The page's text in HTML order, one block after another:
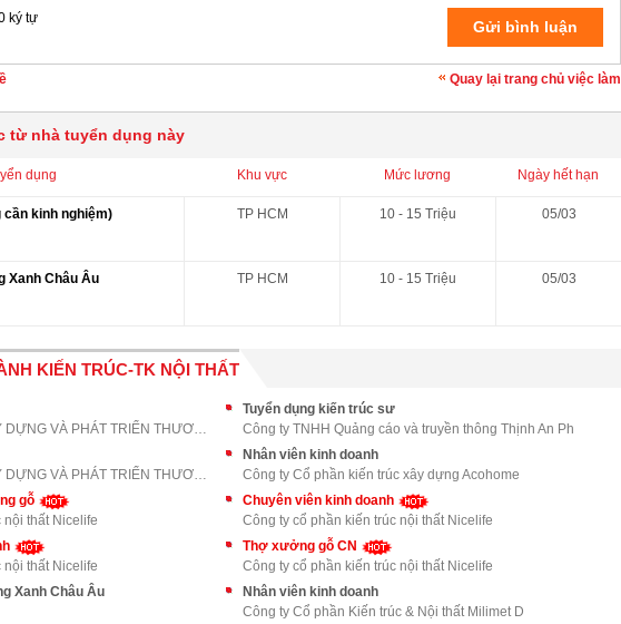
ký tự
Quay lại trang chủ việc làm
từ nhà tuyển dụng này
dụng Khu vực Mức lương Ngày hết hạn
cần kinh nghiệm)
TP HCM 10 - 15 Triệu 05/03
Xanh Châu Âu
TP HCM 10 - 15 Triệu 05/03
KIẾN TRÚC-TK NỘI THẤT
CÔNG TY CỔ PHẦN XÂY DỰNG VÀ PHÁT TRIỂN THƯƠNG MẠI
Tuyển dụng kiến trúc sư
Công ty TNHH Quảng cáo và truyền thông Thịnh An Ph
CÔNG TY CỔ PHẦN XÂY DỰNG VÀ PHÁT TRIỂN THƯƠNG MẠI
Nhân viên kinh doanh
Công ty Cổ phần kiến trúc xây dựng Acohome
gỗ
nội thất Nicelife
Chuyên viên kinh doanh
Công ty cổ phần kiến trúc nội thất Nicelife
nội thất Nicelife
Thợ xưởng gỗ CN
Công ty cổ phần kiến trúc nội thất Nicelife
Xanh Châu Âu
Nhân viên kinh doanh
Công ty Cổ phần Kiến trúc & Nội thất Milimet D